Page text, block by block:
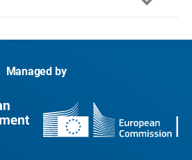
za zdravlje i toplinu (HHAP):
ažurirani dokazi za
na toplinu
postojećih sustava za
na toplinu u Europi
Managed by